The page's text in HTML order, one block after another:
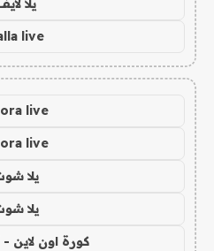
يلا
live
live
live
يلا
يلا
كورة اون لاين - kora onli